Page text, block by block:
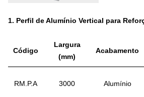
1. Perfil de Alumínio Vertical para
Código
Largura
(mm)
Acabamento
RM.P.A 3000 Alumínio